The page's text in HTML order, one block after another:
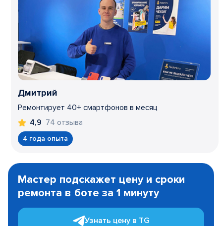
Дмитрий
Ремонтирует 40+ смартфонов в месяц
4,9 74 отзыва
4 года опыта
1
Мастер подскажет цену и сроки
ремонта в боте за 1 минуту
Узнать цену в TG